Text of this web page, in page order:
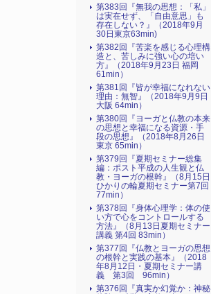
第383回『無我の思想：「私」
は実在せず、「自由意思」も
存在しない？』（2018年9月
30日東京63min)
第382回『苦楽を感じる心理構
造と、苦しみに強い心の培い
方』（2018年9月23日 福岡
61min）
第381回『皆が幸福になれない
理由：無智』（2018年9月9日
大阪 64min）
第380回『ヨーガと仏教の本来
の思想と幸福になる資源・手
段の思想』（2018年8月26日
東京 65min）
第379回『夏期セミナー総集
編：ポスト平成の人生観と仏
教・ヨーガの根幹』（8月15日
ひかりの輪夏期セミナー第7回
77min）
第378回『身体心理学：体の使
い方で心をコントロールする
方法』（8月13日夏期セミナー
講義 第4回 83min）
第377回『仏教とヨーガの思想
の根幹と実践の基本』（2018
年8月12日・夏期セミナー講
義 第3回 96min）
第376回『真実か幻覚か：神秘